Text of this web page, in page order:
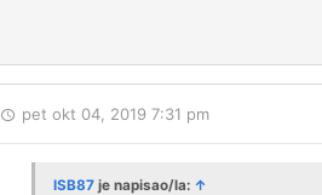
pet okt 04, 2019 7:31 pm
ISB87 je napisao/la: ↑